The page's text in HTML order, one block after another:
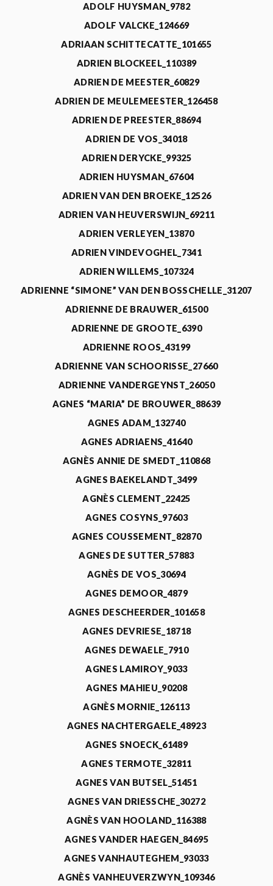
ADOLF HUYSMAN_9782
ADOLF VALCKE_124669
ADRIAAN SCHITTECATTE_101655
ADRIEN BLOCKEEL_110389
ADRIEN DE MEESTER_60829
ADRIEN DE MEULEMEESTER_126458
ADRIEN DE PREESTER_88694
ADRIEN DE VOS_34018
ADRIEN DERYCKE_99325
ADRIEN HUYSMAN_67604
ADRIEN VAN DEN BROEKE_12526
ADRIEN VAN HEUVERSWIJN_69211
ADRIEN VERLEYEN_13870
ADRIEN VINDEVOGHEL_7341
ADRIEN WILLEMS_107324
ADRIENNE “SIMONE” VAN DEN BOSSCHELLE_31207
ADRIENNE DE BRAUWER_61500
ADRIENNE DE GROOTE_6390
ADRIENNE ROOS_43199
ADRIENNE VAN SCHOORISSE_27660
ADRIENNE VANDERGEYNST_26050
AGNES “MARIA” DE BROUWER_88639
AGNES ADAM_132740
AGNES ADRIAENS_41640
AGNÈS ANNIE DE SMEDT_110868
AGNES BAEKELANDT_3499
AGNÈS CLEMENT_22425
AGNES COSYNS_97603
AGNES COUSSEMENT_82870
AGNES DE SUTTER_57883
AGNÈS DE VOS_30694
AGNES DEMOOR_4879
AGNES DESCHEERDER_101658
AGNES DEVRIESE_18718
AGNES DEWAELE_7910
AGNES LAMIROY_9033
AGNES MAHIEU_90208
AGNÈS MORNIE_126113
AGNES NACHTERGAELE_48923
AGNES SNOECK_61489
AGNES TERMOTE_32811
AGNES VAN BUTSEL_51451
AGNES VAN DRIESSCHE_30272
AGNÈS VAN HOOLAND_116388
AGNES VANDER HAEGEN_84695
AGNES VANHAUTEGHEM_93033
AGNÈS VANHEUVERZWYN_109346